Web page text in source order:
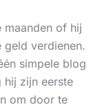
of hij
geld verdienen.
simpele blog
hij zijn eerste
om door te